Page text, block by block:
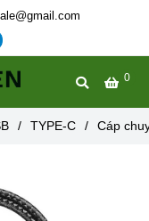
0
/ TYPE-C / Cáp